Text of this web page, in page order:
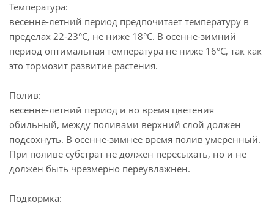
Температура:
весенне-летний период предпочитает температуру в
пределах 22-23°C, не ниже 18°C. В осенне-зимний
период оптимальная температура не ниже 16°C, так как
это тормозит развитие растения.
Полив:
весенне-летний период и во время цветения
обильный, между поливами верхний слой должен
подсохнуть. В осенне-зимнее время полив умеренный.
При поливе субстрат не должен пересыхать, но и не
должен быть чрезмерно переувлажнен.
Подкормка: